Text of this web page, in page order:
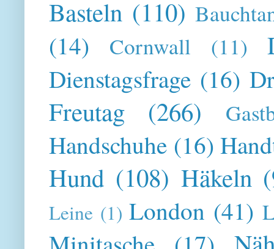
Basteln (110)
(14) Cornwall (11)
Dienstagsfrage (16)
Freutag (266)
Handschuhe (16)
Hund (108) Häkeln
Leine (1) London (41)